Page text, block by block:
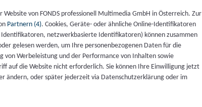
von FONDS professionell Multimedia GmbH in Österreich. Zur
Partnern (4). Cookies, Geräte- oder ähnliche Online-Identifikatoren
netzwerkbasierte Identifikatoren) können zusammen
gelesen werden, um Ihre personenbezogenen Daten für die
von Werbeleistung und der Performance von Inhalten sowie
auf die Website nicht erforderlich. Sie können Ihre Einwilligung jetzt
ändern, oder später jederzeit via Datenschutzerklärung oder im